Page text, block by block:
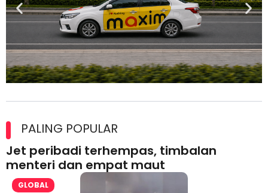
lesen separuh pertama 2026
PALING POPULAR
Jet peribadi terhempas, timbalan
menteri dan empat maut
GLOBAL